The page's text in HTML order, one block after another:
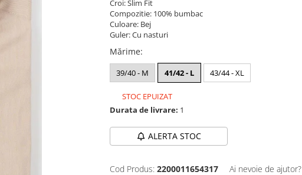
Croi: Slim Fit
Compozitie: 100% bumbac
Culoare: Bej
Guler: Cu nasturi
Mărime:
39/40 - M 41/42 - L 43/44 - XL
STOC EPUIZAT
Durata de livrare: 1
ALERTA STOC
Cod Produs: 2200011654317 Ai nevoie de ajutor?